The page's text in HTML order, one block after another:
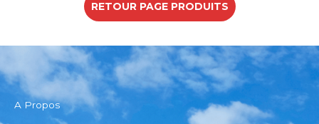
RETOUR PAGE PRODUITS
A Propos